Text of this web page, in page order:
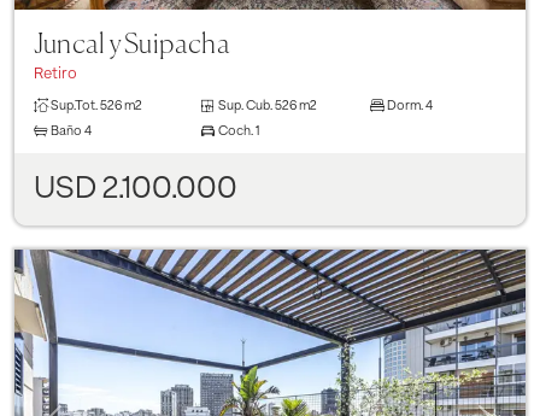
Juncal y Suipacha
Retiro
Sup.Tot. 526 m2 Sup. Cub. 526 m2 Dorm. 4
Baño 4 Coch. 1
USD 2.100.000
Previous Next